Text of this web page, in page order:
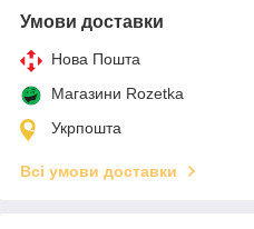
Умови доставки
Нова Пошта
Магазини Rozetka
Укрпошта
Всі умови доставки